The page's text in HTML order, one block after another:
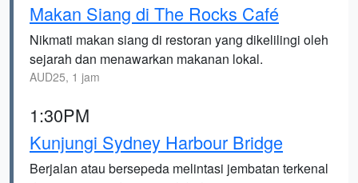
Makan Siang di The Rocks Café
Nikmati makan siang di restoran yang dikelilingi oleh
sejarah dan menawarkan makanan lokal.
AUD25, 1 jam
1:30PM
Kunjungi Sydney Harbour Bridge
Berjalan atau bersepeda melintasi jembatan terkenal